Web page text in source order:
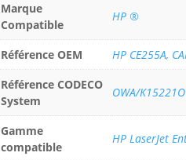
Marque
Compatible
HP ®
Référence OEM
HP CE255A,
Référence CODECO
System
OWA/
Gamme
compatible
HP LaserJet